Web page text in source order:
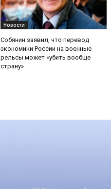
Новости
Собянин заявил, что перевод
экономики России на военные
рельсы может «убить вообще
страну»